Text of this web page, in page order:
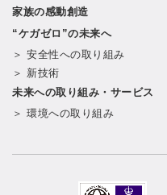
家族の感動創造
“ケガゼロ”の未来へ
＞ 安全性への取り組み
＞ 新技術
未来への取り組み・サービス
＞ 環境への取り組み